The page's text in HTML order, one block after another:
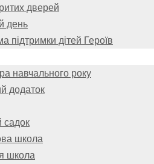
дверей
день
підтримки дітей Героїв
навчального року
додаток
садок
школа
школа